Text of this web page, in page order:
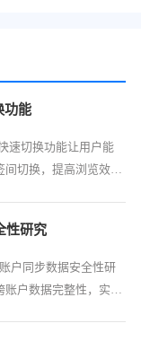
功能
速切换功能让用户能
间切换，提高浏览效
性研究
户同步数据安全性研
户数据完整性，实现